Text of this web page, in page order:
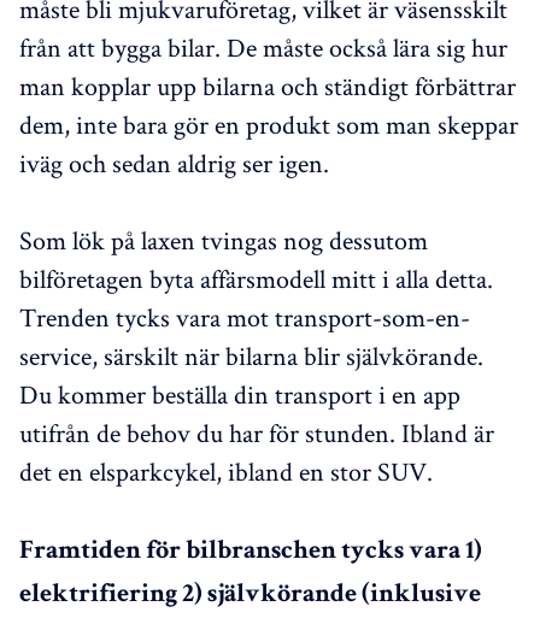
måste bli mjukvaruföretag, vilket är väsensskilt
från att bygga bilar. De måste också lära sig hur
man kopplar upp bilarna och ständigt förbättrar
dem, inte bara gör en produkt som man skeppar
iväg och sedan aldrig ser igen.
Som lök på laxen tvingas nog dessutom
bilföretagen byta affärsmodell mitt i alla detta.
Trenden tycks vara mot transport-som-en-
service, särskilt när bilarna blir självkörande.
Du kommer beställa din transport i en app
utifrån de behov du har för stunden. Ibland är
det en elsparkcykel, ibland en stor SUV.
Framtiden för bilbranschen tycks vara 1)
elektrifiering 2) självkörande (inklusive